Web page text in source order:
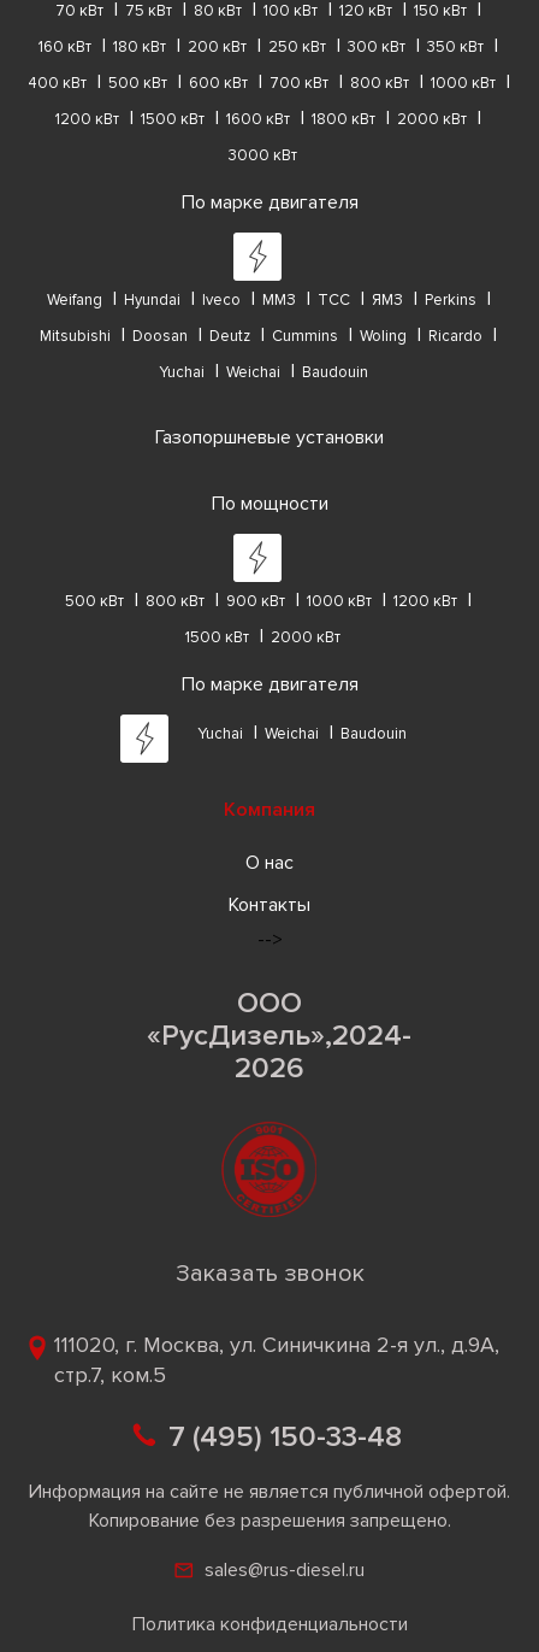
70 кВт
75 кВт 80 кВт 100 кВт 120 кВт
150 кВт
160 кВт
180 кВт 200 кВт 250 кВт 300 кВт
350 кВт
400 кВт
500 кВт 600 кВт 700 кВт 800 кВт
1000 кВт
1200 кВт
1500 кВт 1600 кВт 1800 кВт
2000 кВт
3000 кВт
По марке двигателя
Weifang Hyundai Iveco ММЗ ТСС ЯМЗ
Perkins
Mitsubishi
Doosan Deutz Cummins Woling
Ricardo
Yuchai
Weichai Baudouin
Газопоршневые установки
По мощности
500 кВт 800 кВт 900 кВт 1000 кВт
1200 кВт
1500 кВт
2000 кВт
По марке двигателя
Yuchai Weichai Baudouin
Компания
О нас
Контакты
-->
ООО
«РусДизель»,2024-
2026
Заказать звонок
111020, г. Москва, ул. Синичкина 2-я ул., д.9А,
стр.7, ком.5
7 (495) 150-33-48
Информация на сайте не является публичной офертой.
Копирование без разрешения запрещено.
sales@rus-diesel.ru
Политика конфиденциальности